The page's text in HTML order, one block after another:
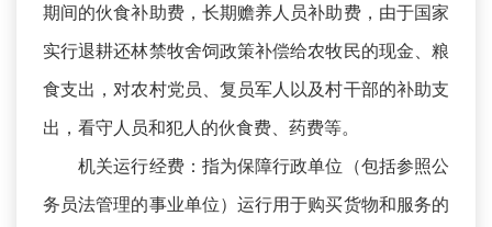
期间的伙食补助费，长期赡养人员补助费，由于国家
实行退耕还林禁牧舍饲政策补偿给农牧民的现金、粮
食支出，对农村党员、复员军人以及村干部的补助支
出，看守人员和犯人的伙食费、药费等。
机关运行经费：指为保障行政单位（包括参照公
务员法管理的事业单位）运行用于购买货物和服务的